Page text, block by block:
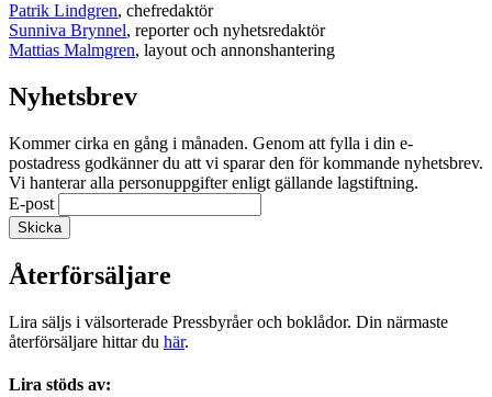
Patrik Lindgren, chefredaktör
Sunniva Brynnel, reporter och nyhetsredaktör
Mattias Malmgren, layout och annonshantering
Nyhetsbrev
Kommer cirka en gång i månaden. Genom att fylla i din e-
postadress godkänner du att vi sparar den för kommande nyhetsbrev.
Vi hanterar alla personuppgifter enligt gällande lagstiftning.
E-post
Återförsäljare
Lira säljs i välsorterade Pressbyråer och boklådor. Din närmaste
återförsäljare hittar du här.
Lira stöds av: